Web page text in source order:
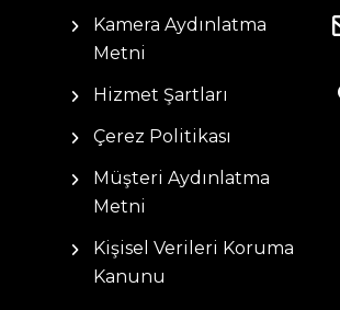
Kamera Aydınlatma
Metni
Hizmet Şartları
Çerez Politikası
Müşteri Aydınlatma
Metni
Kişisel Verileri Koruma
Kanunu